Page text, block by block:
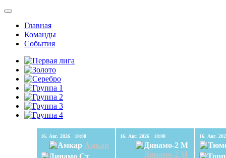
Главная
Команды
События
16. Авг. 2026 10:00
Амкар
16. Авг. 2026 10:00
Динамо-2 М